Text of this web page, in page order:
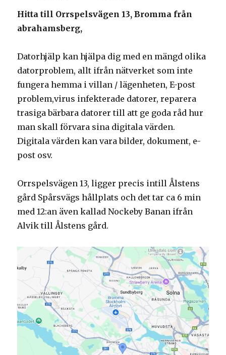
Hitta till Orrspelsvägen 13, Bromma från
abrahamsberg,
Datorhjälp kan hjälpa dig med en mängd olika
datorproblem, allt ifrån nätverket som inte
fungera hemma i villan / lägenheten, E-post
problem,virus infekterade datorer, reparera
trasiga bärbara datorer till att ge goda råd hur
man skall förvara sina digitala värden.
Digitala värden kan vara bilder, dokument, e-
post osv.
Orrspelsvägen 13, ligger precis intill Ålstens
gård Spårsvägs hållplats och det tar ca 6 min
med 12:an även kallad Nockeby Banan ifrån
Alvik till Ålstens gård.